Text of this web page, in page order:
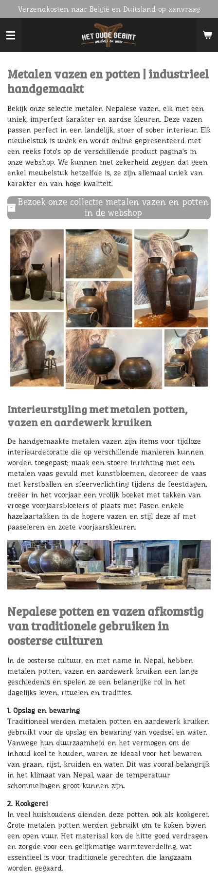
direct
naar
de
hoofdinhoud
Verzendkosten naar België en Duitsland op aanvraag
Metalen vazen en potten | industrieel
handgemaakt
Bekijk onze selectie metalen Nepalese vazen, elk met een
uniek, imperfect karakter en aardse kleuren. Deze vazen
passen perfect in een landelijk, stoer of sober interieur. Elk
meubelstuk is uniek en wordt online gepresenteerd met
een reeks foto's op de verschillende product pagina's in
onze webshop. We kunnen met zekerheid zeggen dat geen
enkel meubelstuk hetzelfde is, ze zijn allemaal uniek van
karakter en van hoge kwaliteit.
Bezoek onze collectie metalen vazen en potten
in de webshop
Interieurstyling met metalen potten,
vazen en aardewerk kruiken
De handgemaakte metalen vazen zijn items voor tijdloze
interieurdecoratie die op verschillende manieren kunnen
worden toegepast: maak een stoere inrichting met een
metalen vaas gevuld met kunstbloemen, decoreer de vaas
met kerstballen en sfeerverlichting tijdens de feestdagen,
creëer in het voorjaar een vrolijk boeket met takken van
vroege voorjaarsbloeiers of plaats met Pasen enkele
hazelaartakken in de hogere vazen en stijl deze af met
paaseieren en zoete voorjaarskleuren.
Nepalese potten en vazen afkomstig
van traditionele gebruiken in
oosterse culturen
In de oosterse cultuur, en met name in Nepal, hebben
metalen potten, vazen en aardewerk kruiken een lange
geschiedenis en spelen ze een belangrijke rol in het
dagelijks leven, rituelen en tradities.
1. Opslag en bewaring
Traditioneel werden metalen potten en aardewerk kruiken
gebruikt voor de opslag en bewaring van voedsel en water.
Vanwege hun duurzaamheid en het vermogen om de
inhoud koel te houden, waren ze ideaal voor het bewaren
van graan, rijst, kruiden en water. Dit was vooral belangrijk
in het klimaat van Nepal, waar de temperatuur
schommelingen groot kunnen zijn.
2. Kookgerei
In veel huishoudens dienden deze potten ook als kookgerei.
Grote metalen potten werden gebruikt om te koken boven
een open vuur. Het materiaal kon de hitte goed verdragen
en zorgde voor een gelijkmatige warmteverdeling, wat
essentieel is voor traditionele gerechten die langzaam
worden gegaard.